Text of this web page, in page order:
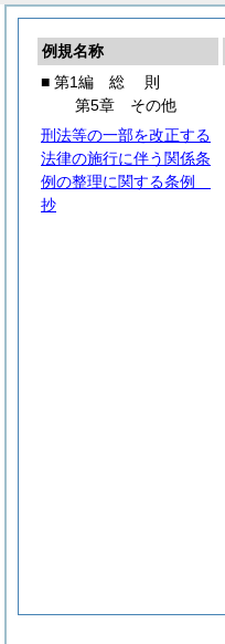
例規名称
■ 第1編 総 則
第5章 その他
刑法等の一部を改正する
法律の施行に伴う関係条
例の整理に関する条例
抄